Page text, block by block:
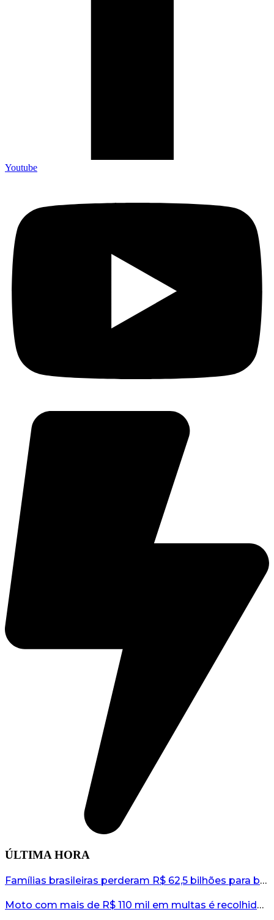
Youtube
ÚLTIMA HORA
Famílias brasileiras perderam R$ 62,5 bilhões para bets em 2025, diz estudo...
Moto com mais de R$ 110 mil em multas é recolhida no interior do RS...